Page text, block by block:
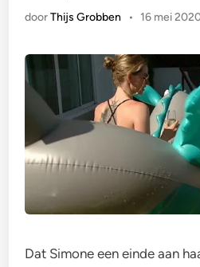
doorThijs Grobben • 16 mei
Dat Simone een einde aan